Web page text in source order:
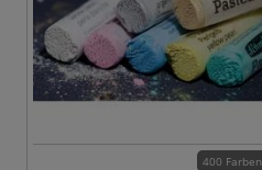
400 Farben